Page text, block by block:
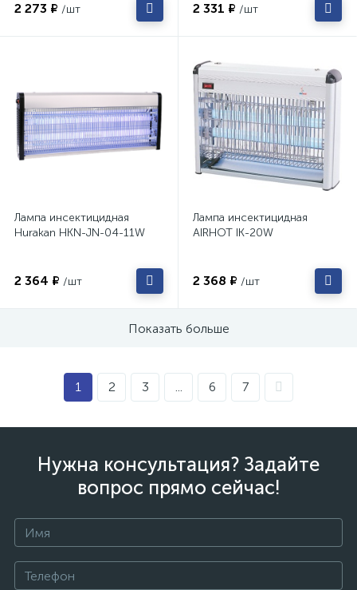
2 273 ₽ /шт 2 331 ₽ /шт
Лампа инсектицидная
Hurakan HKN-JN-04-11W
2 364 ₽ /шт
Лампа инсектицидная
AIRHOT IK-20W
2 368 ₽ /шт
Показать больше
1 2 3 ... 6 7
Нужна консультация? Задайте
вопрос прямо сейчас!